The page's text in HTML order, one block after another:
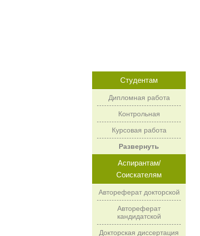
Студентам
Дипломная работа
Контрольная
Курсовая работа
Развернуть
Аспирантам/
Соискателям
Автореферат докторской
Автореферат
кандидатской
Докторская диссертация